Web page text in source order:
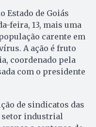
Estado de Goiás
feira, 13, mais uma
carente em
A ação é fruto
coordenado pela
com o presidente
de sindicatos das
setor industrial